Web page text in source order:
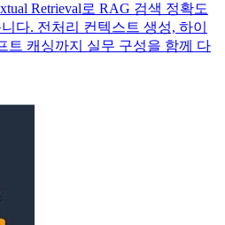
Retrieval로 RAG 검색 정확도
다. 전처리 컨텍스트 생성, 하이
트 캐싱까지 실무 구성을 함께 다